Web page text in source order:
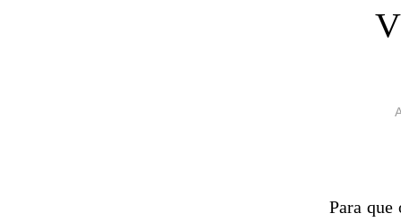
Para